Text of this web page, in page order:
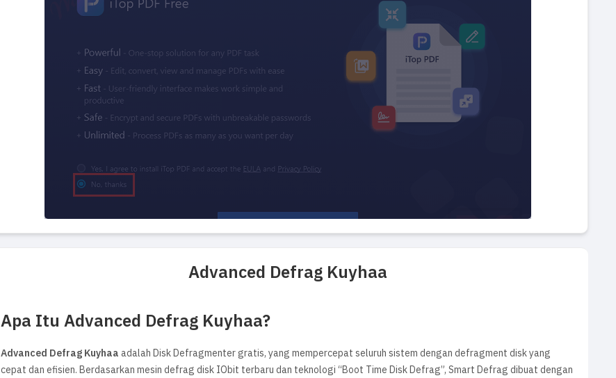
Advanced Defrag Kuyhaa
Apa Itu Advanced Defrag Kuyhaa?
Advanced Defrag Kuyhaaadalah Disk Defragmenter gratis, yang mempercepat seluruh sistem dengan defragment disk yang
cepat dan efisien. Berdasarkan mesin defrag disk IObit terbaru dan teknologi “Boot Time Disk Defrag”, Smart Defrag dibuat dengan